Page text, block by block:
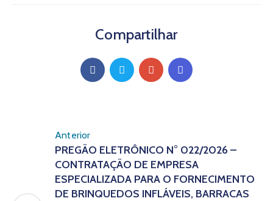
Compartilhar
Anterior
PREGÃO ELETRÔNICO N° 022/2026 –
CONTRATAÇÃO DE EMPRESA
ESPECIALIZADA PARA O FORNECIMENTO
DE BRINQUEDOS INFLÁVEIS, BARRACAS